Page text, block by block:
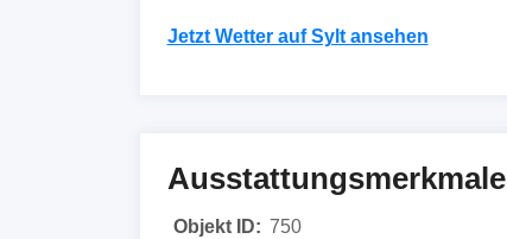
Jetzt Wetter auf Sylt ansehen
Ausstattungsmerkmale
Objekt ID: 750